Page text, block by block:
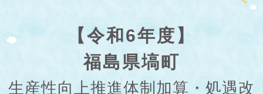
【令和6年度】
福島県塙町
生産性向上推進体制加算・処遇改